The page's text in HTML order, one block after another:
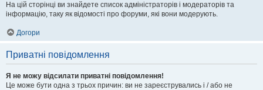
На цій сторінці ви знайдете список адміністраторів і модераторів та
інформацію, таку як відомості про форуми, які вони модерують.
Догори
Приватні повідомлення
Я не можу відсилати приватні повідомлення!
Це може бути одна з трьох причин: ви не зареєструвались і / або не